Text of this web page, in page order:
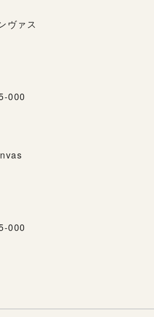
ヴァス
000
000